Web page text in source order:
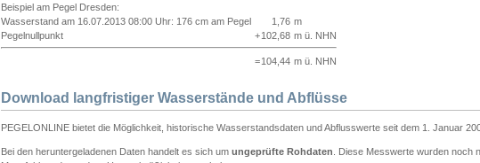
Beispiel am Pegel Dresden:
Wasserstand am 16.07.2013 08:00 Uhr: 176 cm am Pegel
1,76 m
Pegelnullpunkt
+102,68 m ü. NHN
=104,44 m ü. NHN
Download langfristiger Wasserstände und Abflüsse
PEGELONLINE bietet die Möglichkeit, historische Wasserstandsdaten und Abflusswerte seit dem 1. Januar
Bei den heruntergeladenen Daten handelt es sich um ungeprüfte Rohdaten . Diese Messwerte wurden noch